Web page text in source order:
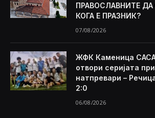
ПРАВОСЛАВНИТЕ ДА
КОГА Е ПРАЗНИК?
07/08/2026
ЖФК Каменица САСА
отвори серијата
натпревари –
2:0
06/08/2026